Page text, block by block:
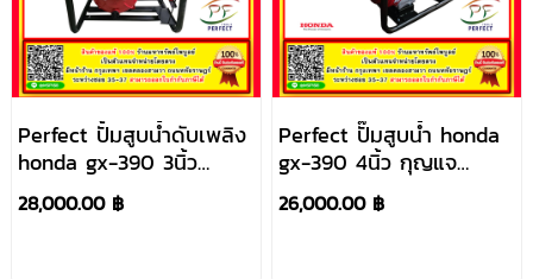
Perfect ปั้มสูบน้ำดับเพลิง
honda gx-390 3นิ้ว
กุญแจ ไม่มีแบต
28,000.00 ฿
Perfect ปั๊มสูบน้ำ honda
gx-390 4นิ้ว กุญแจ
สตาร์ท
26,000.00 ฿